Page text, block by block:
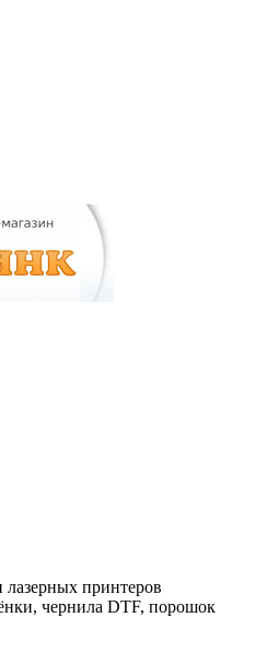
принтеров
чернила DTF, порошок